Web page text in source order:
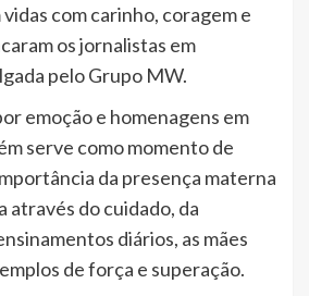
com carinho, coragem e
os jornalistas em
pelo Grupo MW.
emoção e homenagens em
serve como momento de
da presença materna
através do cuidado, da
diários, as mães
de força e superação.